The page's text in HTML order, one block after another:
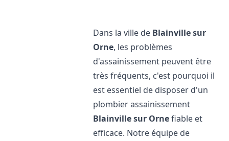
Dans la ville de Blainville sur
Orne, les problèmes
d'assainissement peuvent être
très fréquents, c'est pourquoi il
est essentiel de disposer d'un
plombier assainissement
Blainville sur Ornefiable et
efficace. Notre équipe de